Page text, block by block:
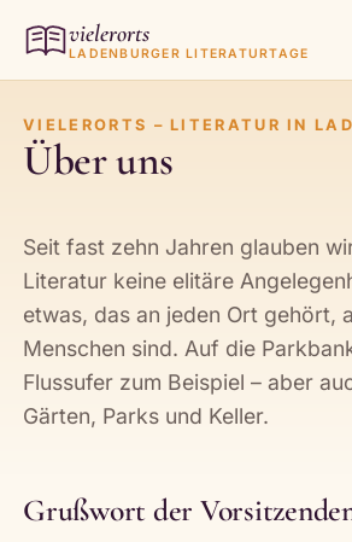
vielerorts
LADENBURGER LITERATURTAGE
VIELERORTS – LITERATUR IN
Über uns
Seit fast zehn Jahren glauben
Literatur keine elitäre
etwas, das an jeden Ort gehört,
Menschen sind. Auf die
Flussufer zum Beispiel – aber
Gärten, Parks und Keller.
Grußwort der